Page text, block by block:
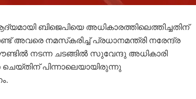
ബിജെപിയെ അധികാരത്തിലെത്തിച്ചതിന്
അവരെ നമസ്‌കരിച്ച് പ്രധാനമന്ത്രി നരേന്ദ്ര
നടന്ന ചടങ്ങിൽ സുവേന്ദു അധികാരി
പിന്നാലെയായിരുന്നു